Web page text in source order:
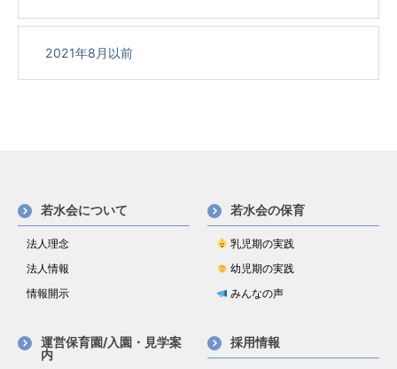
2021年8月以前
若水会について
法人理念
法人情報
情報開示
若水会の保育
乳児期の実践
幼児期の実践
みんなの声
運営保育園/入園・見学案
内
採用情報